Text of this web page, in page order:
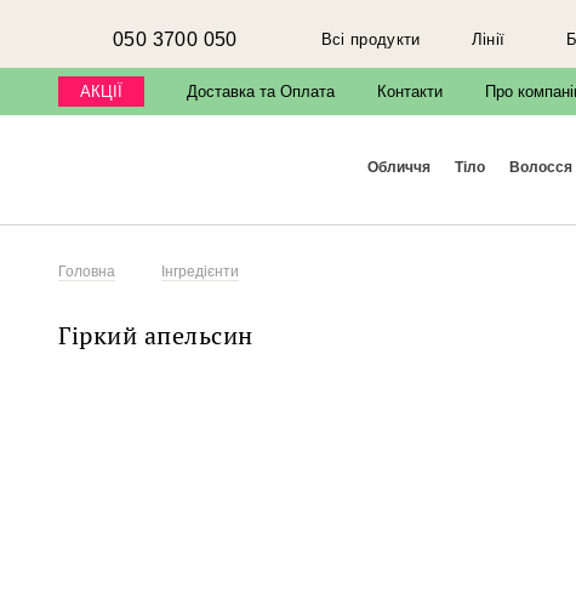
050 3700 050 Всі продукти Лінії
АКЦІЇ Доставка та Оплата Контакти Про
обличчя тіло волосся
Головна Інгредієнти
Гіркий апельсин